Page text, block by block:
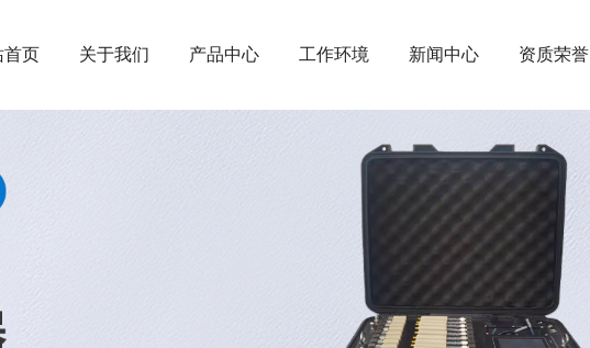
首页 关于我们 产品中心 工作环境 新闻中心 资质荣誉